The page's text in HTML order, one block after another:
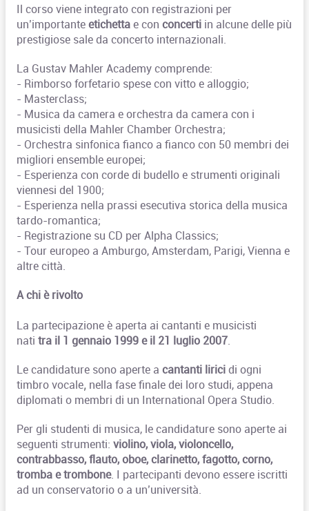
Il corso viene integrato con registrazioni per
un’importanteetichettae conconcerti in alcune delle più
prestigiose sale da concerto internazionali.
La Gustav Mahler Academy comprende:
- Rimborso forfetario spese con vitto e alloggio;
- Masterclass;
- Musica da camera e orchestra da camera con i
musicisti della Mahler Chamber Orchestra;
- Orchestra sinfonica fianco a fianco con 50 membri dei
migliori ensemble europei;
- Esperienza con corde di budello e strumenti originali
viennesi del 1900;
- Esperienza nella prassi esecutiva storica della musica
tardo-romantica;
- Registrazione su CD per Alpha Classics;
- Tour europeo a Amburgo, Amsterdam, Parigi, Vienna e
altre città.
A chi è rivolto
La partecipazione è aperta ai cantanti e musicisti
nati tra il 1 gennaio 1999 e il 21 luglio 2007.
Le candidature sono aperte acantanti liricidi ogni
timbro vocale, nella fase finale dei loro studi, appena
diplomati o membri di un International Opera Studio.
Per gli studenti di musica, le candidature sono aperte ai
seguenti strumenti:violino, viola, violoncello,
contrabbasso, flauto, oboe, clarinetto, fagotto, corno,
tromba e trombone. I partecipanti devono essere iscritti
ad un conservatorio o a un’università.